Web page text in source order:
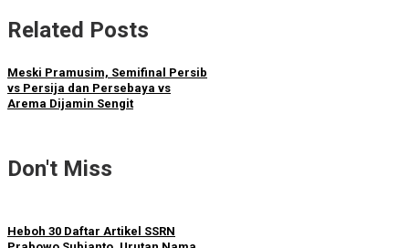
Related Posts
Meski Pramusim, Semifinal Persib
vs Persija dan Persebaya vs
Arema Dijamin Sengit
Don't Miss
Heboh 30 Daftar Artikel SSRN